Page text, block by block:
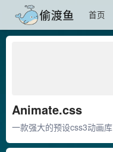
首页
Animate.css
一款强大的预设css3动画库